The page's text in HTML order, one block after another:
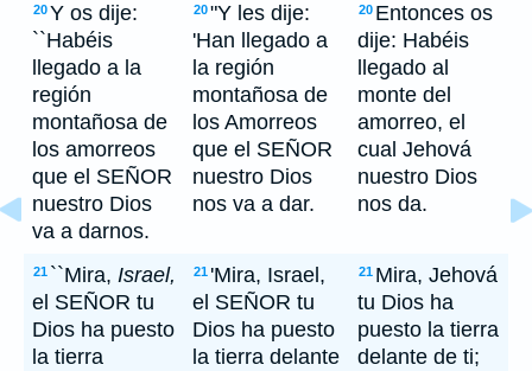
20Y os dije:
``Habéis
llegado a la
región
montañosa de
los amorreos
que el SEÑOR
nuestro Dios
va a darnos.
20"Y les dije:
'Han llegado a
la región
montañosa de
los Amorreos
que el SEÑOR
nuestro Dios
nos va a dar.
20 Entonces os
dije: Habéis
llegado al
monte del
amorreo, el
cual Jehová
nuestro Dios
nos da.
21 ``Mira, Israel,
el SEÑOR tu
Dios ha puesto
la tierra
21 'Mira, Israel,
el SEÑOR tu
Dios ha puesto
la tierra delante
21 Mira, Jehová
tu Dios ha
puesto la tierra
delante de ti;